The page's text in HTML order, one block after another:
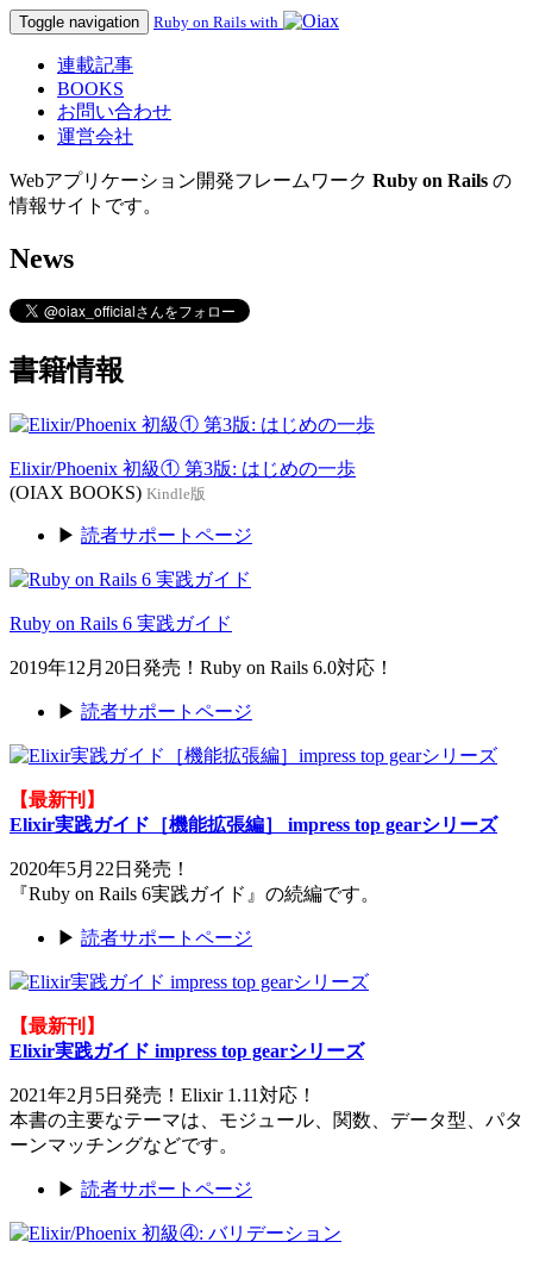
Toggle navigation Ruby on Rails with
連載記事
BOOKS
お問い合わせ
運営会社
Webアプリケーション開発フレームワーク Ruby on Rails の
情報サイトです。
News
書籍情報
Elixir/Phoenix 初級① 第3版: はじめの一歩
(OIAX BOOKS) Kindle版
▶ 読者サポートページ
Ruby on Rails 6 実践ガイド
2019年12月20日発売！Ruby on Rails 6.0対応！
▶ 読者サポートページ
【最新刊】
Elixir実践ガイド［機能拡張編］ impress top gearシリーズ
2020年5月22日発売！
『Ruby on Rails 6実践ガイド』の続編です。
▶ 読者サポートページ
【最新刊】
Elixir実践ガイド impress top gearシリーズ
2021年2月5日発売！Elixir 1.11対応！
本書の主要なテーマは、モジュール、関数、データ型、パタ
ーンマッチングなどです。
▶ 読者サポートページ